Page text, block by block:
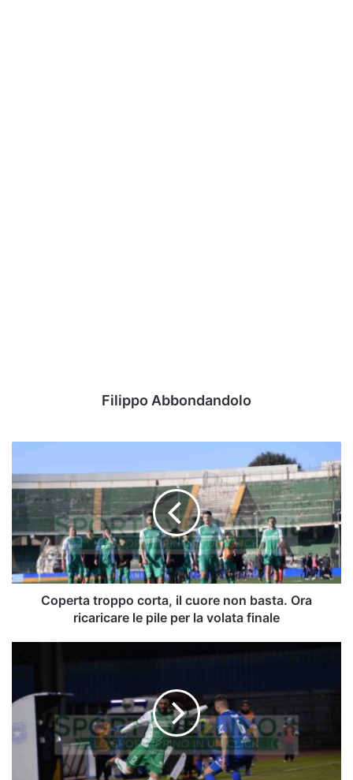
Filippo Abbondandolo
corta,
il
cuore
non
basta.
Ora
ricaricare
Coperta troppo corta, il cuore non basta. Ora
ricaricare le pile per la volata finale
novità
rientro